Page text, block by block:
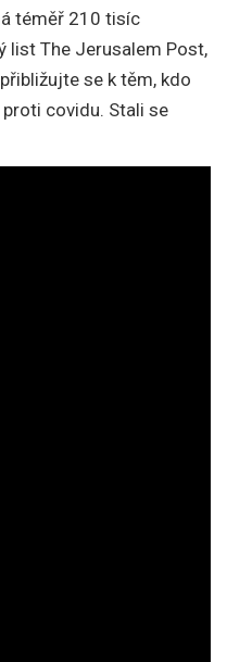
téměř 210 tisíc
list The Jerusalem Post,
se k těm, kdo
covidu. Stali se